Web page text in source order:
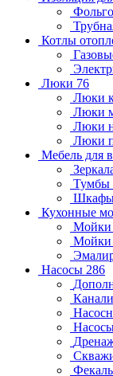
Котлы
Люки 76
Люки
Люки
Люки
Люки
Мебель для
Тумбы
Кухонные
Мойки
Мойки
Насосы 286